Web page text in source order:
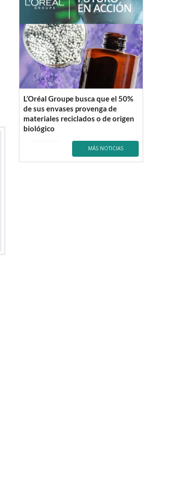
L’Oréal Groupe busca que el 50%
de sus envases provenga de
materiales reciclados o de origen
biológico
MÁS NOTICIAS